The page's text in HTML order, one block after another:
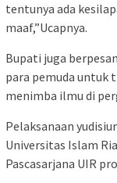
tentunya ada
maaf,”Ucapnya.
Bupati juga
para pemuda untuk
menimba ilmu di
Pelaksanaan
Universitas Islam
Pascasarjana UIR